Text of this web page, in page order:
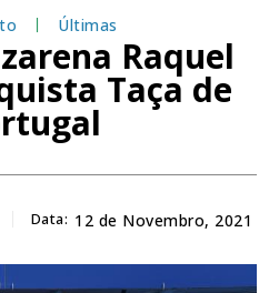
Últimas
Raquel
Taça de
Data: 12 de Novembro, 2021